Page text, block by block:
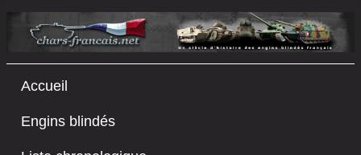
Accueil
Engins blindés